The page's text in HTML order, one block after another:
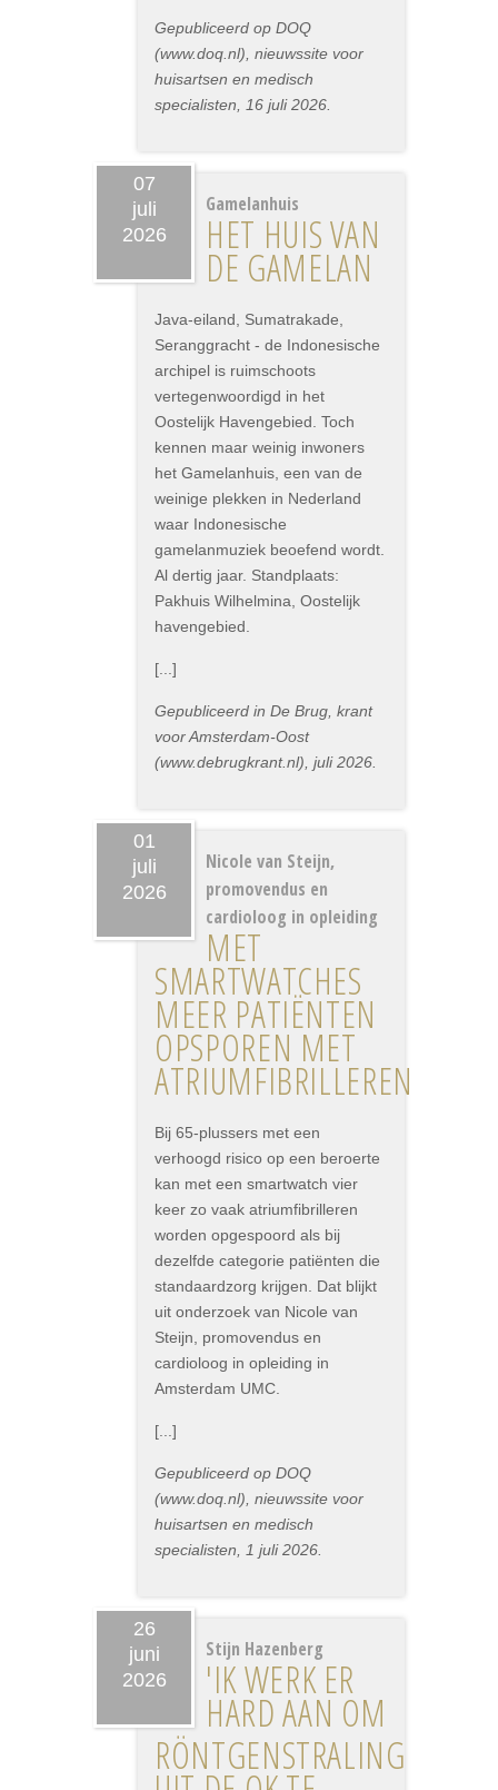
Gepubliceerd op DOQ
(www.doq.nl), nieuwssite voor
huisartsen en medisch
specialisten, 16 juli 2026.
07
juli
2026
Gamelanhuis
HET HUIS VAN
DE GAMELAN
Java-eiland, Sumatrakade,
Seranggracht - de Indonesische
archipel is ruimschoots
vertegenwoordigd in het
Oostelijk Havengebied. Toch
kennen maar weinig inwoners
het Gamelanhuis, een van de
weinige plekken in Nederland
waar Indonesische
gamelanmuziek beoefend wordt.
Al dertig jaar. Standplaats:
Pakhuis Wilhelmina, Oostelijk
havengebied.
[...]
Gepubliceerd in De Brug, krant
voor Amsterdam-Oost
(www.debrugkrant.nl), juli 2026.
01
juli
2026
Nicole van Steijn,
promovendus en
cardioloog in opleiding
MET
SMARTWATCHES
MEER PATIËNTEN
OPSPOREN MET
ATRIUMFIBRILLEREN
Bij 65-plussers met een
verhoogd risico op een beroerte
kan met een smartwatch vier
keer zo vaak atriumfibrilleren
worden opgespoord als bij
dezelfde categorie patiënten die
standaardzorg krijgen. Dat blijkt
uit onderzoek van Nicole van
Steijn, promovendus en
cardioloog in opleiding in
Amsterdam UMC.
[...]
Gepubliceerd op DOQ
(www.doq.nl), nieuwssite voor
huisartsen en medisch
specialisten, 1 juli 2026.
26
juni
2026
Stijn Hazenberg
'IK WERK ER
HARD AAN OM
RÖNTGENSTRALING